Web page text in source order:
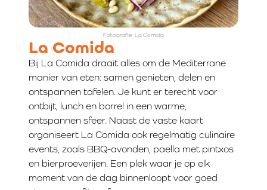
Fotografie: La Comida
La Comida
Bij La Comida draait alles om de Mediterrane
manier van eten: samen genieten, delen en
ontspannen tafelen. Je kunt er terecht voor
ontbijt, lunch en borrel in een warme,
ontspannen sfeer. Naast de vaste kaart
organiseert La Comida ook regelmatig culinaire
events, zoals BBQ-avonden, paella met pintxos
en bierproeverijen. Een plek waar je op elk
moment van de dag binnenloopt voor goed